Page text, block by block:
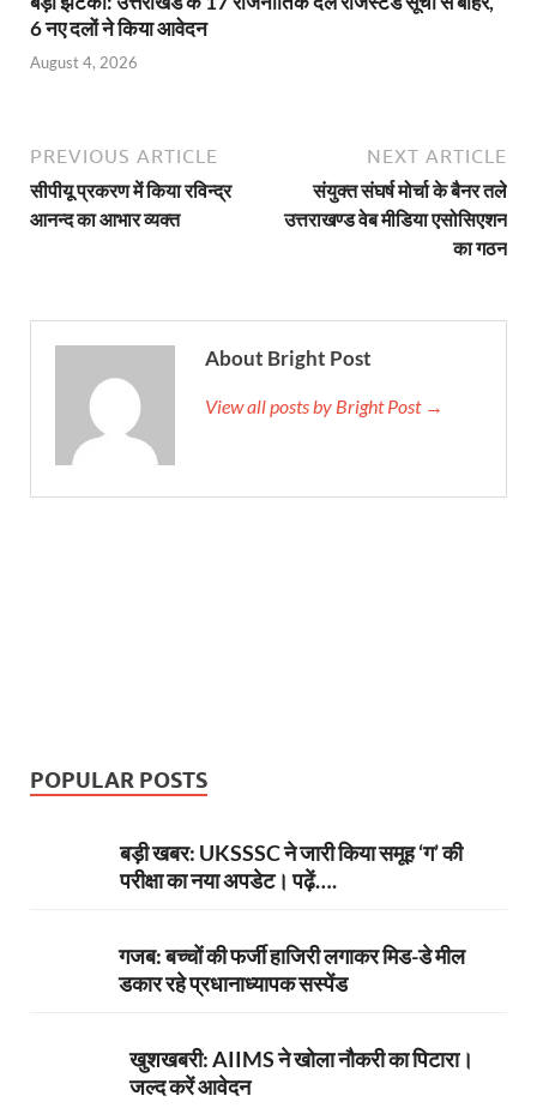
6 नए दलों ने किया आवेदन
August 4, 2026
PREVIOUS ARTICLE
सीपीयू प्रकरण में किया रविन्द्र
आनन्द का आभार व्यक्त
NEXT ARTICLE
संयुक्त संघर्ष मोर्चा के बैनर तले
उत्तराखण्ड वेब मीडिया एसोसिएशन
का गठन
About Bright Post
View all posts by Bright Post →
POPULAR POSTS
बड़ी खबर: UKSSSC ने जारी किया समूह ‘ग’ की
परीक्षा का नया अपडेट। पढ़ें….
गजब: बच्चों की फर्जी हाजिरी लगाकर मिड-डे मील
डकार रहे प्रधानाध्यापक सस्पेंड
खुशखबरी: AIIMS ने खोला नौकरी का पिटारा।
जल्द करें आवेदन